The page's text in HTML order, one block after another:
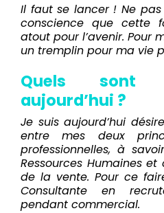
Il faut se lancer ! Ne
conscience que cette
atout pour l’avenir. Pour
un tremplin pour ma vie
Quels sont
aujourd’hui ?
Je suis aujourd’hui
entre mes deux
professionnelles, à
Ressources Humaines
de la vente. Pour ce
Consultante en
pendant commercial.